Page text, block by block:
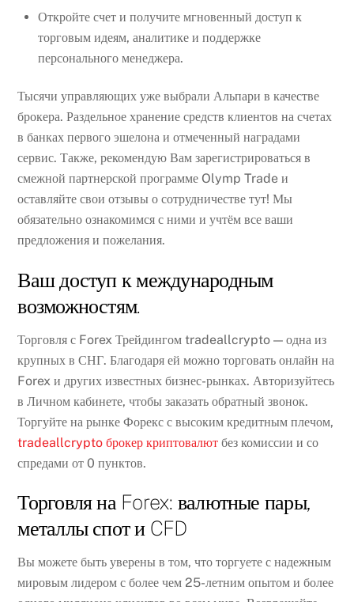
Откройте счет и получите мгновенный доступ к
торговым идеям, аналитике и поддержке
персонального менеджера.
Тысячи управляющих уже выбрали Альпари в качестве
брокера. Раздельное хранение средств клиентов на счетах
в банках первого эшелона и отмеченный наградами
сервис. Также, рекомендую Вам зарегистрироваться в
смежной партнерской программе Olymp Trade и
оставляйте свои отзывы о сотрудничестве тут! Мы
обязательно ознакомимся с ними и учтём все ваши
предложения и пожелания.
Ваш доступ к международным
возможностям.
Торговля с Forex Трейдингом tradeallcrypto — одна из
крупных в СНГ. Благодаря ей можно торговать онлайн на
Forex и других известных бизнес-рынках. Авторизуйтесь
в Личном кабинете, чтобы заказать обратный звонок.
Торгуйте на рынке Форекс с высоким кредитным плечом,
tradeallcrypto брокер криптовалют без комиссии и со
спредами от 0 пунктов.
Торговля на Forex: валютные пары,
металлы спот и CFD
Вы можете быть уверены в том, что торгуете с надежным
мировым лидером с более чем 25-летним опытом и более